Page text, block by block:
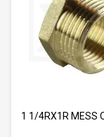
1 1/4RX1R MESS